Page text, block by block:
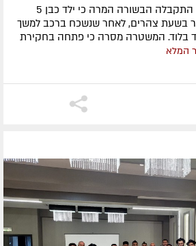
בצער רב ובזעזוע כבד התקבלה הבשורה המרה כי ילד כבן 5
בשעת צהרים, לאחר שנשכח ברכב למשך
בלוד. המשטרה מסרה כי פתחה בחקירת
המלא